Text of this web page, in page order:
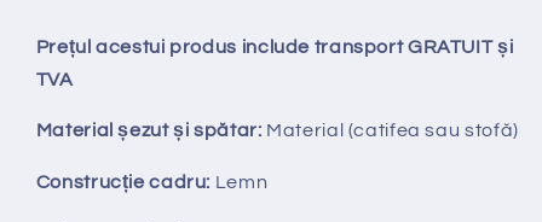
Prețul acestui produs include transport GRATUIT și
TVA
Material șezut și spătar: Material (catifea sau stofă)
Construcție cadru: Lemn